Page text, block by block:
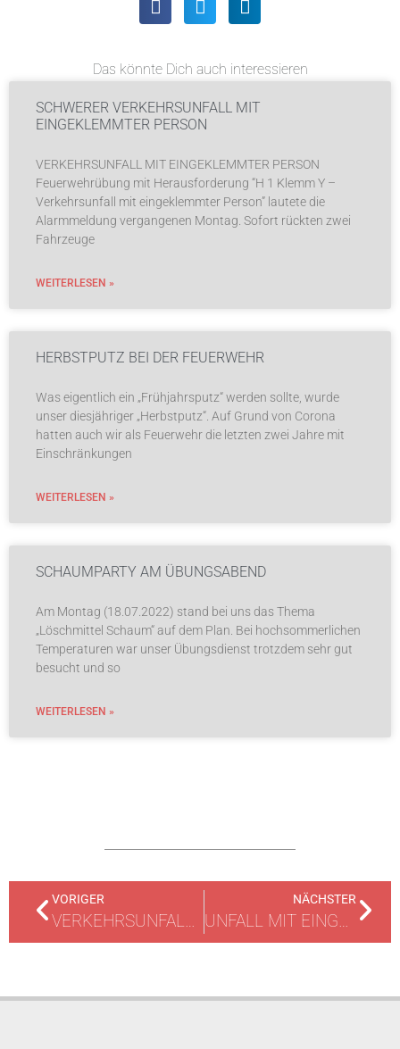
Das könnte Dich auch interessieren
SCHWERER VERKEHRSUNFALL MIT
EINGEKLEMMTER PERSON
VERKEHRSUNFALL MIT EINGEKLEMMTER PERSON
Feuerwehrübung mit Herausforderung “H 1 Klemm Y –
Verkehrsunfall mit eingeklemmter Person” lautete die
Alarmmeldung vergangenen Montag. Sofort rückten zwei
Fahrzeuge
WEITERLESEN »
HERBSTPUTZ BEI DER FEUERWEHR
Was eigentlich ein „Frühjahrsputz“ werden sollte, wurde
unser diesjähriger „Herbstputz“. Auf Grund von Corona
hatten auch wir als Feuerwehr die letzten zwei Jahre mit
Einschränkungen
WEITERLESEN »
SCHAUMPARTY AM ÜBUNGSABEND
Am Montag (18.07.2022) stand bei uns das Thema
„Löschmittel Schaum“ auf dem Plan. Bei hochsommerlichen
Temperaturen war unser Übungsdienst trotzdem sehr gut
besucht und so
WEITERLESEN »
VORIGER
VERKEHRSUNFALL MIT LKW
NÄCHSTER
UNFALL MIT EINGEKLEMMTER PERSON